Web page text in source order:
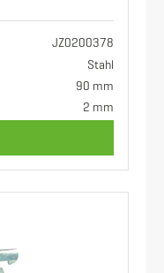
JZ0200378
Stahl
90 mm
2 mm